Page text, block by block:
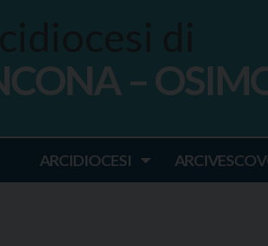
Osimo
–
ARCIDIOCESI